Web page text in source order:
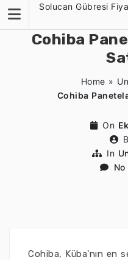
content
Solucan Gübresi
Cohiba
Home »
Cohiba
On
In
Cohiba, Küba'nın en